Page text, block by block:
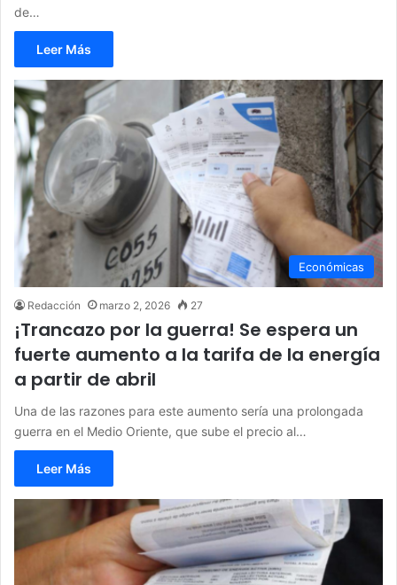
de…
Leer Más
Económicas
Redacción marzo 2, 2026 27
¡Trancazo por la guerra! Se espera un
fuerte aumento a la tarifa de la energía
a partir de abril
Una de las razones para este aumento sería una prolongada
guerra en el Medio Oriente, que sube el precio al…
Leer Más